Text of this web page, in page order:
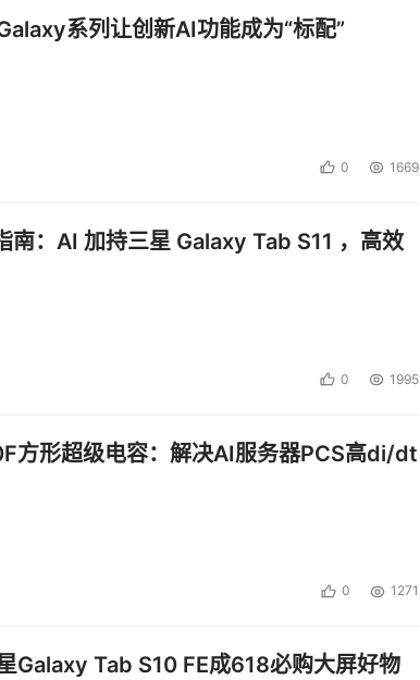
系列让创新AI功能成为“标配”
0 1669
南：AI 加持三星 Galaxy Tab S11 ，高效
0 1995
方形超级电容：解决AI服务器PCS高di/dt
0 1271
Galaxy Tab S10 FE成618必购大屏好物